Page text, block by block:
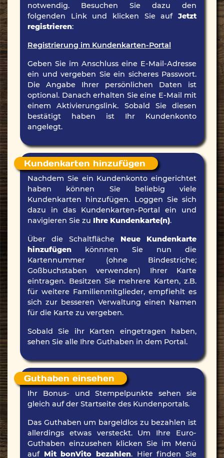
notwendig. Besuchen Sie dazu den
folgenden Link und klicken Sie auf Jetzt
registrieren:
Registrierung im Kundenkarten-Portal
Geben Sie im Anschluss eine E-Mail-Adresse
ein und vergeben Sie ein sicheres Passwort.
Die Angabe Ihrer persönlichen Daten ist
optional. Danach erhalten Sie eine E-Mail mit
einem Aktivierungslink. Sobald Sie diesen
bestätigt haben ist Ihr Kundenkonto
angelegt.
Kundenkarten hinzufügen
Nachdem Sie ein Kundenkonto eingerichtet
haben können Sie beliebig viele
Kundenkarten hinzufügen. Loggen Sie sich
dazu in das Kundenkarten-Portal ein und
navigieren Sie zu Ihre Kundenkarte(n).
Über die Schaltfläche Neue Kundenkarte
hinzufügen könnnen Sie nun die
Kartennummer (ohne Bindestriche;
Goßbuchstaben verwenden) Ihrer Karte
eintragen. Besitzen Sie mehrere Karten, z.B.
für weitere Familienmitglieder, empfiehlt es
sich zur besseren Verwaltung einen Namen
für die Karte zu vergeben.
Sobald Sie ihr Karten eingetragen haben,
sehen Sie alle Ihre Guthaben in dem Portal.
Guthaben einsehen
Ihr Bonus- und Stempelpunkte sehen sie
gleich auf der Startseite des Kundenportals.
Das Guthaben um bargeldlos zu bezahlen ist
allerdings etwas versteckt. Um Ihre Euro-
Guthaben einzusehen klicken Sie im Menü
auf Mit bonVito bezahlen. Hier finden Sie